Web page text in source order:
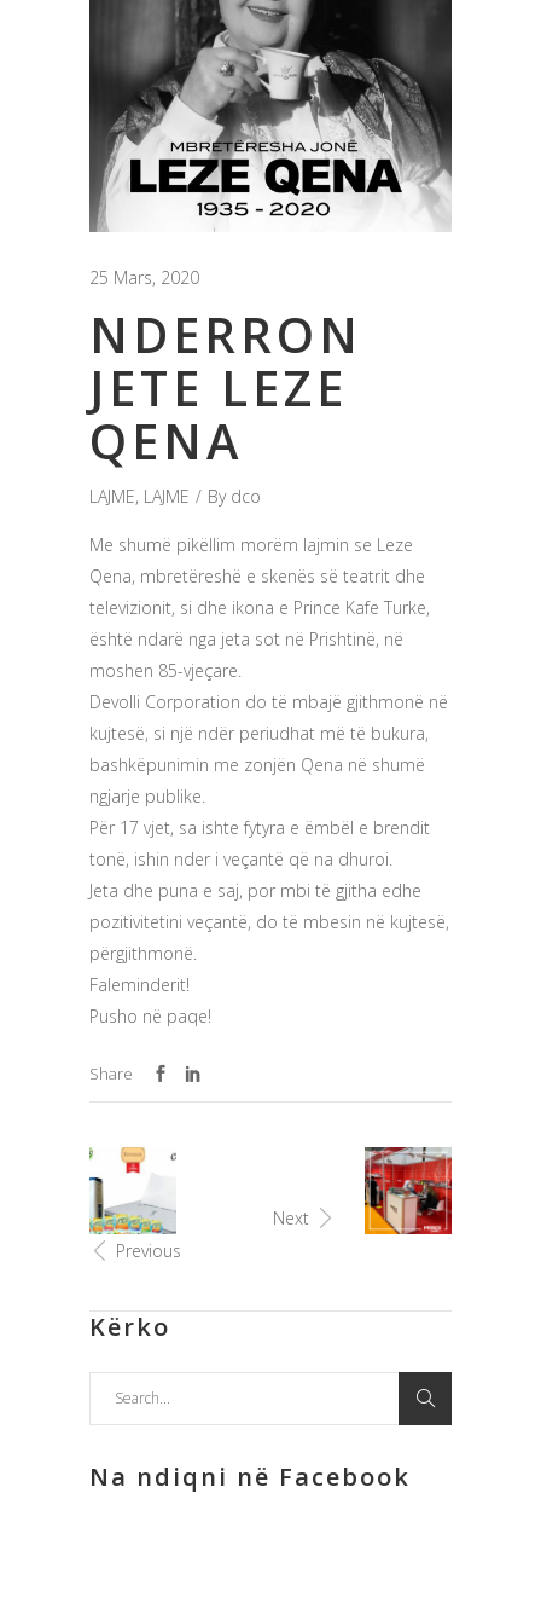
25 Mars, 2020
NDERRON
JETE LEZE
QENA
LAJME, LAJME By dco
Me shumë pikëllim morëm lajmin se Leze
Qena, mbretëreshë e skenës së teatrit dhe
televizionit, si dhe ikona e Prince Kafe Turke,
është ndarë nga jeta sot në Prishtinë, në
moshen 85-vjeçare.
Devolli Corporation do të mbajë gjithmonë në
kujtesë, si një ndër periudhat më të bukura,
bashkëpunimin me zonjën Qena në shumë
ngjarje publike.
Për 17 vjet, sa ishte fytyra e ëmbël e brendit
tonë, ishin nder i veçantë që na dhuroi.
Jeta dhe puna e saj, por mbi të gjitha edhe
pozitivitetini veçantë, do të mbesin në kujtesë,
përgjithmonë.
Faleminderit!
Pusho në paqe!
Share
Previous
Next
Kërko
Na ndiqni në Facebook